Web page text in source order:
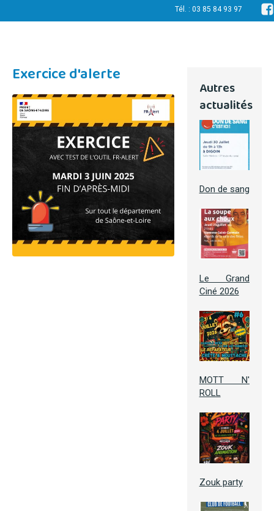
Tél. : 03 85 84 93 97
Exercice d'alerte
Autres
actualités
Don de sang
Le Grand
Ciné 2026
MOTT N'
ROLL
Zouk party